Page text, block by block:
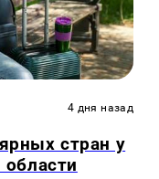
4 дня назад
стран у